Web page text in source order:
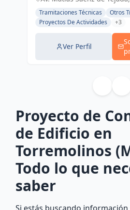
Seriedad, Confianza, Rapidez
Economía como pilares,
soluciones...
España, España
Tramitaciones Técnicas
Otros
Proyectos De Actividades
+3
Ver Perfil
Proyecto de
de Edificio en
Torremolinos
Todo lo que
saber